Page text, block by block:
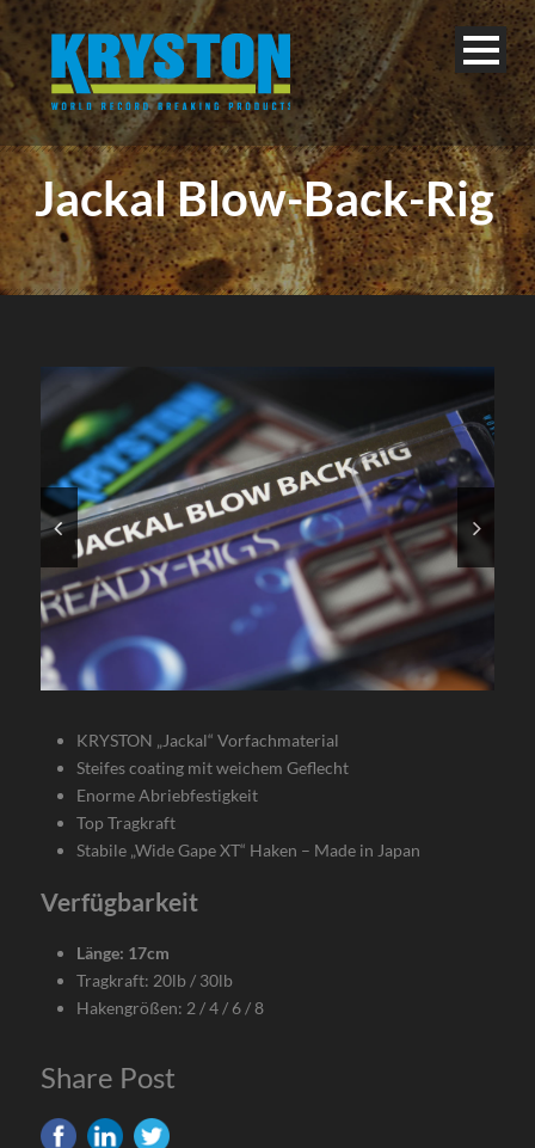
Deutsch
Jackal Blow-Back-Rig
KRYSTON „Jackal“ Vorfachmaterial
Steifes coating mit weichem Geflecht
Enorme Abriebfestigkeit
Top Tragkraft
Stabile „Wide Gape XT“ Haken – Made in Japan
Verfügbarkeit
Länge: 17cm
Tragkraft: 20lb / 30lb
Hakengrößen: 2 / 4 / 6 / 8
Share Post